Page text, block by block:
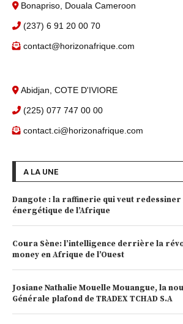
Bonapriso, Douala Cameroon
(237) 6 91 20 00 70
contact@horizonafrique.com
Abidjan, COTE D'IVIORE
(225) 077 747 00 00
contact.ci@horizonafrique.com
A LA UNE
Dangote : la raffinerie qui veut
énergétique de l’Afrique
Coura Sène: l’intelligence derrière la
money en Afrique de l’Ouest
Josiane Nathalie Mouelle Mouangue, la
Générale plafond de TRADEX TCHAD S.A